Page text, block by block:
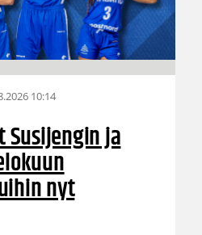
10:14
ja
nyt